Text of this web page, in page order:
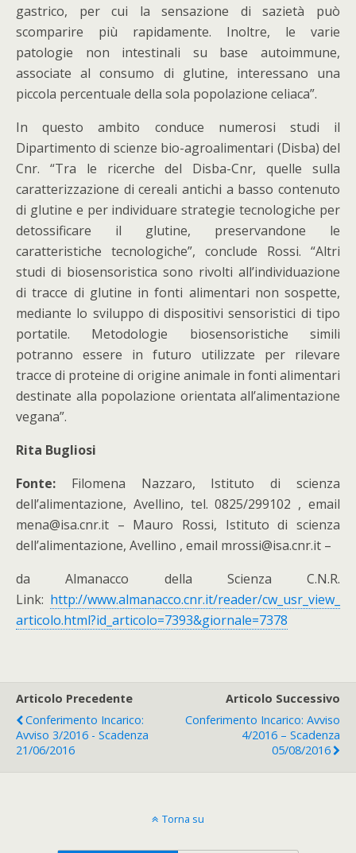
gastrico, per cui la sensazione di sazietà può
scomparire più rapidamente. Inoltre, le varie
patologie non intestinali su base autoimmune,
associate al consumo di glutine, interessano una
piccola percentuale della sola popolazione celiaca”.
In questo ambito conduce numerosi studi il
Dipartimento di scienze bio-agroalimentari (Disba) del
Cnr. “Tra le ricerche del Disba-Cnr, quelle sulla
caratterizzazione di cereali antichi a basso contenuto
di glutine e per individuare strategie tecnologiche per
detossificare il glutine, preservandone le
caratteristiche tecnologiche”, conclude Rossi. “Altri
studi di biosensoristica sono rivolti all’individuazione
di tracce di glutine in fonti alimentari non sospette,
mediante lo sviluppo di dispositivi sensoristici di tipo
portatile. Metodologie biosensoristiche simili
potranno essere in futuro utilizzate per rilevare
tracce di proteine di origine animale in fonti alimentari
destinate alla popolazione orientata all’alimentazione
vegana”.
Rita Bugliosi
Fonte: Filomena Nazzaro, Istituto di scienza
dell’alimentazione, Avellino, tel. 0825/299102 , email
mena@isa.cnr.it – Mauro Rossi, Istituto di scienza
dell’alimentazione, Avellino , email mrossi@isa.cnr.it –
da Almanacco della Scienza C.N.R.
Link: http://www.almanacco.cnr.it/reader/cw_usr_view_
articolo.html?id_articolo=7393&giornale=7378
Articolo Precedente
Conferimento Incarico:
Avviso 3/2016 - Scadenza
21/06/2016
Articolo Successivo
Conferimento Incarico: Avviso
4/2016 – Scadenza
05/08/2016
Torna su